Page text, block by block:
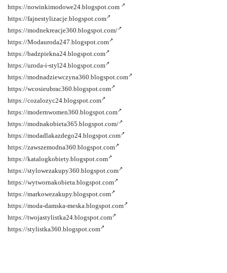
https://nowinkimodowe24.blogspot.com
https://fajnestylizacje.blogspot.com
https://modnekreacje360.blogspot.com/
https://Modauroda247.blogspot.com
https://badzpiekna24.blogspot.com
https://uroda-i-styl24.blogspot.com
https://modnadziewczyna360.blogspot.com
https://wcosieubrac360.blogspot.com
https://cozalozyc24.blogspot.com
https://modernwomen360.blogspot.com
https://modnakobieta365.blogspot.com/
https://modadlakazdego24.blogspot.com
https://zawszemodna360.blogspot.com
https://katalogkobiety.blogspot.com
https://stylowezakupy360.blogspot.com
https://wytwornakobieta.blogspot.com
https://markowezakupy.blogspot.com
https://moda-damska-meska.blogspot.com
https://twojastylistka24.blogspot.com
https://stylistka360.blogspot.com